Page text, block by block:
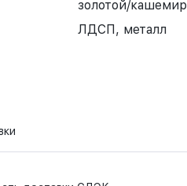
золотой/кашемир
ЛДСП, металл